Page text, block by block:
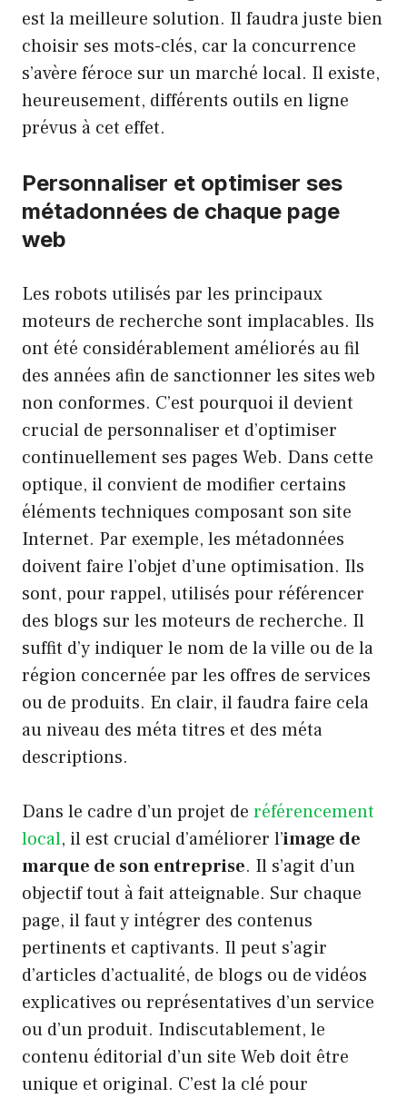
est la meilleure solution. Il faudra juste bien
choisir ses mots-clés, car la concurrence
s’avère féroce sur un marché local. Il existe,
heureusement, différents outils en ligne
prévus à cet effet.
Personnaliser et optimiser ses
métadonnées de chaque page
web
Les robots utilisés par les principaux
moteurs de recherche sont implacables. Ils
ont été considérablement améliorés au fil
des années afin de sanctionner les sites web
non conformes. C’est pourquoi il devient
crucial de personnaliser et d’optimiser
continuellement ses pages Web. Dans cette
optique, il convient de modifier certains
éléments techniques composant son site
Internet. Par exemple, les métadonnées
doivent faire l’objet d’une optimisation. Ils
sont, pour rappel, utilisés pour référencer
des blogs sur les moteurs de recherche. Il
suffit d’y indiquer le nom de la ville ou de la
région concernée par les offres de services
ou de produits. En clair, il faudra faire cela
au niveau des méta titres et des méta
descriptions.
Dans le cadre d’un projet de référencement
local, il est crucial d’améliorer l’image de
marque de son entreprise. Il s’agit d’un
objectif tout à fait atteignable. Sur chaque
page, il faut y intégrer des contenus
pertinents et captivants. Il peut s’agir
d’articles d’actualité, de blogs ou de vidéos
explicatives ou représentatives d’un service
ou d’un produit. Indiscutablement, le
contenu éditorial d’un site Web doit être
unique et original. C’est la clé pour